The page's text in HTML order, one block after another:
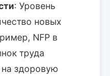
: Уровень
новых
NFP в
труда
здоровую